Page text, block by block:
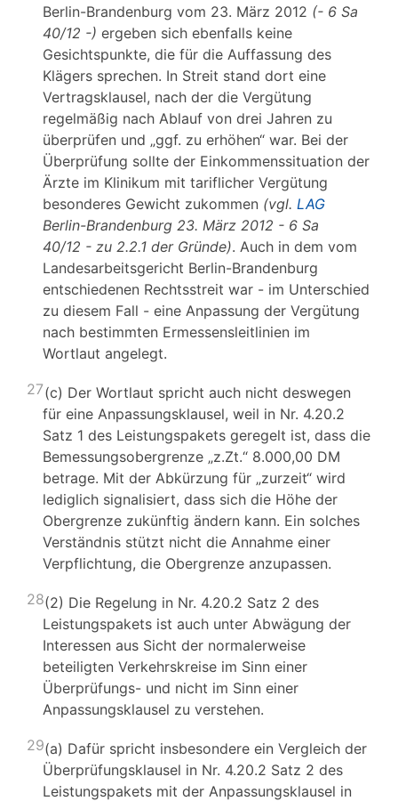
Berlin-Brandenburg vom 23. März 2012 (- 6 Sa
40/12 -) ergeben sich ebenfalls keine
Gesichtspunkte, die für die Auffassung des
Klägers sprechen. In Streit stand dort eine
Vertragsklausel, nach der die Vergütung
regelmäßig nach Ablauf von drei Jahren zu
überprüfen und „ggf. zu erhöhen“ war. Bei der
Überprüfung sollte der Einkommenssituation der
Ärzte im Klinikum mit tariflicher Vergütung
besonderes Gewicht zukommen (vgl. LAG
Berlin-Brandenburg 23. März 2012 - 6 Sa
40/12 - zu 2.2.1 der Gründe). Auch in dem vom
Landesarbeitsgericht Berlin-Brandenburg
entschiedenen Rechtsstreit war - im Unterschied
zu diesem Fall - eine Anpassung der Vergütung
nach bestimmten Ermessensleitlinien im
Wortlaut angelegt.
27(c) Der Wortlaut spricht auch nicht deswegen
für eine Anpassungsklausel, weil in Nr. 4.20.2
Satz 1 des Leistungspakets geregelt ist, dass die
Bemessungsobergrenze „z.Zt.“ 8.000,00 DM
betrage. Mit der Abkürzung für „zurzeit“ wird
lediglich signalisiert, dass sich die Höhe der
Obergrenze zukünftig ändern kann. Ein solches
Verständnis stützt nicht die Annahme einer
Verpflichtung, die Obergrenze anzupassen.
28(2) Die Regelung in Nr. 4.20.2 Satz 2 des
Leistungspakets ist auch unter Abwägung der
Interessen aus Sicht der normalerweise
beteiligten Verkehrskreise im Sinn einer
Überprüfungs- und nicht im Sinn einer
Anpassungsklausel zu verstehen.
29(a) Dafür spricht insbesondere ein Vergleich der
Überprüfungsklausel in Nr. 4.20.2 Satz 2 des
Leistungspakets mit der Anpassungsklausel in